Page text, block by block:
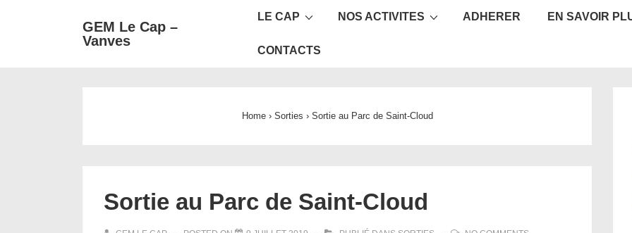
GEM Le Cap –
Vanves
Main
LE CAP NOS ACTIVITES ADHERER EN SAVOIR
CONTACTS
Home › Sorties › Sortie au Parc de Saint-Cloud
Sortie au Parc de Saint-Cloud